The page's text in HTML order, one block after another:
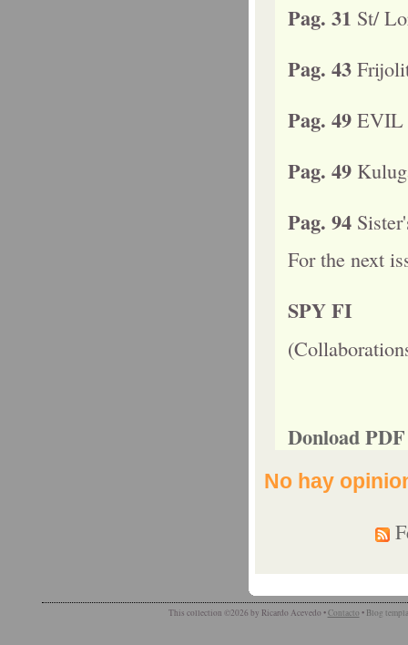
Pag. 31 St/
Pag. 43
Pag. 49 EVIL
Pag. 49
Pag. 94
For the next
SPY FI
Donload
No hay
This collection ©2026 by Ricardo Acevedo •Contacto • Blog